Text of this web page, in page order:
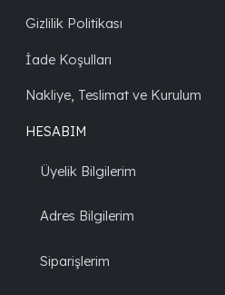
Gizlilik Politikası
İade Koşulları
Nakliye, Teslimat ve Kurulum
HESABIM
Üyelik Bilgilerim
Adres Bilgilerim
Siparişlerim